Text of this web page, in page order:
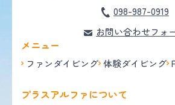
098-987-0919
お問い合わせフォ
メニュー
ファンダイビング 体験ダイビング
プラスアルファについて